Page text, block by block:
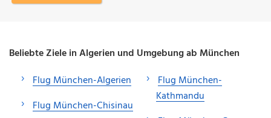
Beliebte Ziele in Algerien und Umgebung ab München
Flug München-Algerien
Flug München-Chisinau
Flug München-
Kathmandu